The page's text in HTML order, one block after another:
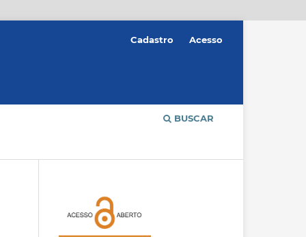
BUSCAR
Cadastro Acesso